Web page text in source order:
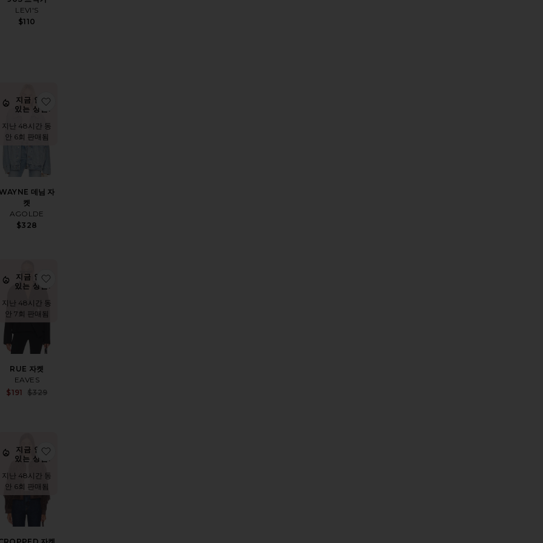
price:
LEVI'S
$110
품OLSEN OSTRICH 자켓
지금 인기
있는 상품!
지난 48시간 동
안 6회 판매됨
데님 자
켓
AGOLDE
$328
자켓
품EMMY 블레이저
지금 인기
있는 상품!
지난 48시간 동
안 7회 판매됨
RUE 자켓
EAVES
$191 $329
크롭 트렌치
품YUNA 작물 참호
지금 인기
있는 상품!
지난 48시간 동
안 6회 판매됨